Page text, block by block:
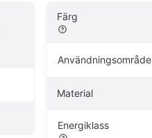
Färg
Användningsområde
Material
Energiklass